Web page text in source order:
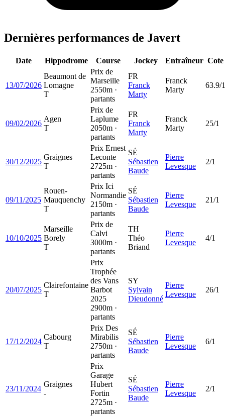
Dernières performances de Javert
Date Hippodrome Course Jockey Entraîneur Cote
13/07/2026
Beaumont de
Lomagne
T
Prix de
Marseille
2550m ·
partants
FR
Franck
Marty
Franck
Marty
63.9/1
09/02/2026
Agen
T
Prix de
Laplume
2050m ·
partants
FR
Franck
Marty
Franck
Marty
25/1
30/12/2025
Graignes
T
Prix Ernest
Leconte
2725m ·
partants
SÉ
Sébastien
Baude
Pierre
Levesque
2/1
09/11/2025
Rouen-
Mauquenchy
T
Prix Ici
Normandie
2150m ·
partants
SÉ
Sébastien
Baude
Pierre
Levesque
21/1
10/10/2025
Marseille
Borely
T
Prix de
Calvi
3000m ·
partants
TH
Théo
Briand
Pierre
Levesque
4/1
20/07/2025
Clairefontaine
T
Prix
Trophée
des Vans
Barbot
2025
2900m ·
partants
SY
Sylvain
Dieudonné
Pierre
Levesque
26/1
17/12/2024
Cabourg
T
Prix Des
Mirabilis
2750m ·
partants
SÉ
Sébastien
Baude
Pierre
Levesque
6/1
23/11/2024
Graignes
-
Prix
Garage
Hubert
Fortin
2725m ·
partants
SÉ
Sébastien
Baude
Pierre
Levesque
2/1